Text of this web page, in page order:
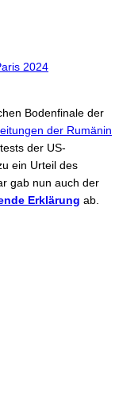
2024
Bodenfinale der
der Rumänin
der US-
ein Urteil des
gab nun auch der
Erklärung ab.